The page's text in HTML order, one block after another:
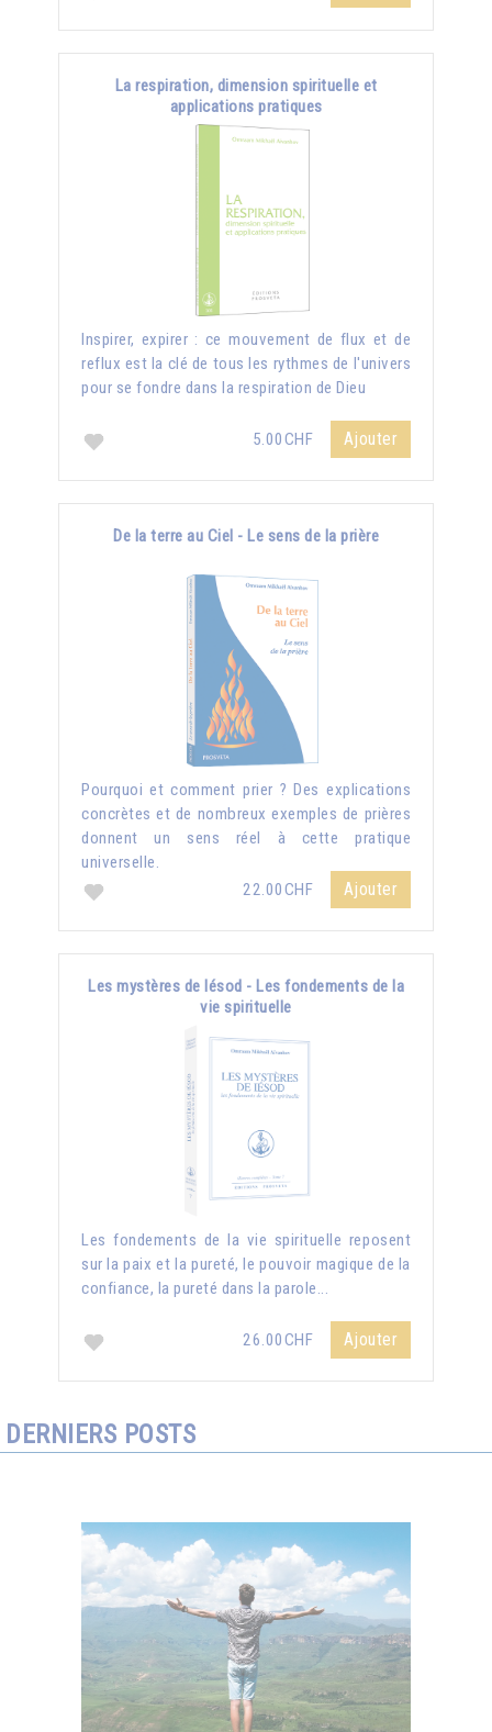
La respiration, dimension spirituelle et
applications pratiques
Inspirer, expirer : ce mouvement de flux et de
reflux est la clé de tous les rythmes de l'univers
pour se fondre dans la respiration de Dieu
5.00CHF Ajouter
De la terre au Ciel - Le sens de la prière
Pourquoi et comment prier ? Des explications
concrètes et de nombreux exemples de prières
donnent un sens réel à cette pratique
universelle.
22.00CHF
Ajouter
Les mystères de Iésod - Les fondements de la
vie spirituelle
Les fondements de la vie spirituelle reposent
sur la paix et la pureté, le pouvoir magique de la
confiance, la pureté dans la parole...
26.00CHF Ajouter
DERNIERS POSTS